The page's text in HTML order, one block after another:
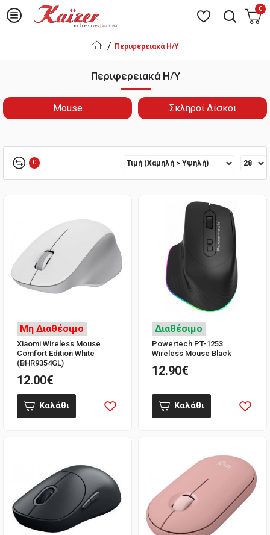
0
Περιφερειακά Η/Υ
Περιφερειακά Η/Υ
Mouse Σκληροί Δίσκοι
0
Μη Διαθέσιμο
Xiaomi Wireless Mouse
Comfort Edition White
(BHR9354GL)
12.00€
Καλάθι
Διαθέσιμο
Powertech PT-1253
Wireless Mouse Black
12.90€
Καλάθι